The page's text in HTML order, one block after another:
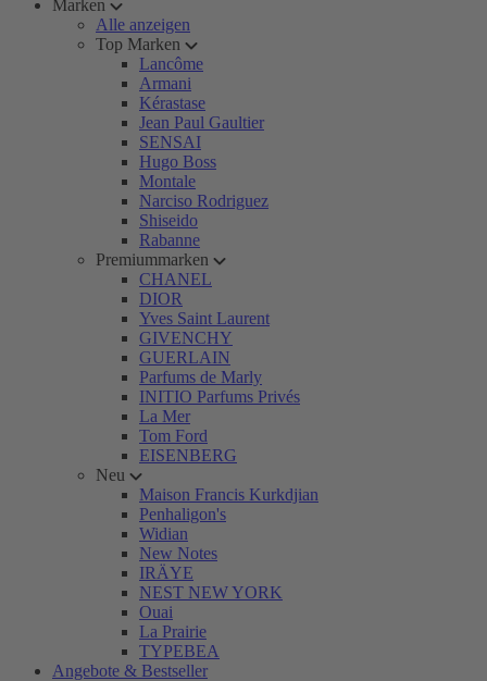
Marken
Alle anzeigen
Top Marken
Lancôme
Armani
Kérastase
Jean Paul Gaultier
SENSAI
Hugo Boss
Montale
Narciso Rodriguez
Shiseido
Rabanne
Premiummarken
CHANEL
DIOR
Yves Saint Laurent
GIVENCHY
GUERLAIN
Parfums de Marly
INITIO Parfums Privés
La Mer
Tom Ford
EISENBERG
Neu
Maison Francis Kurkdjian
Penhaligon's
Widian
New Notes
IRÄYE
NEST NEW YORK
Ouai
La Prairie
TYPEBEA
Angebote & Bestseller